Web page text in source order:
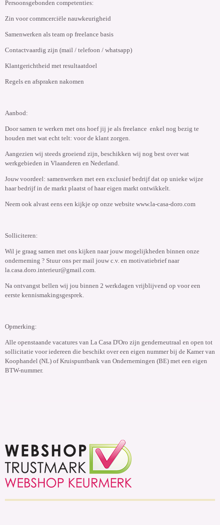
Persoonsgebonden competenties:
Zin voor commcerciële nauwkeurigheid
Samenwerken als team op freelance basis
Contactvaardig zijn (mail / telefoon / whatsapp)
Klantgerichtheid met resultaatdoel
Regels en afspraken nakomen
Aanbod:
Door samen te werken met ons hoef jij je als freelance enkel nog bezig te
houden met wat echt telt: voor de klant zorgen.
Aangezien wij steeds groeiend zijn, beschikken wij nog best over wat
werkgebieden in Vlaanderen en Nederland.
Jouw voordeel: samenwerken met een exclusief bedrijf dat op unieke wijze
haar bedrijf in de markt plaatst of haar eigen markt ontwikkelt.
Neem ook alvast eens een kijkje op onze website www.la-casa-doro.com
Solliciteren:
Wil je graag samen met ons kijken naar jouw mogelijkheden binnen onze
onderneming ? Stuur ons per mail jouw c.v. en motivatiebrief naar
la.casa.doro.interieur@gmail.com.
Na ontvangst bellen wij jou binnen 2 werkdagen vrijblijvend op voor een
eerste kennismakingsgesprek.
Opmerking:
Alle openstaande vacatures van La Casa D'Oro zijn genderneutraal en open tot
sollicitatie voor iedereen die beschikt over een eigen nummer bij de Kamer van
Koophandel (NL) of Kruispuntbank van Ondernemingen (BE) met een eigen
BTW-nummer.